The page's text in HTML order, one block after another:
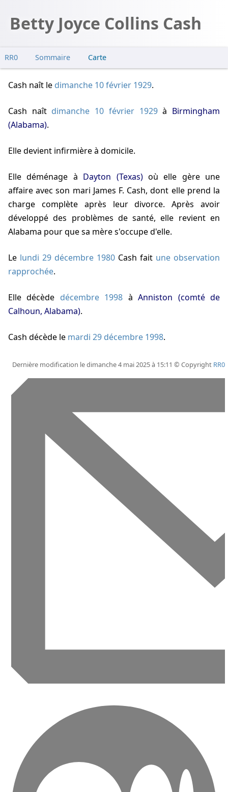
Betty Joyce Collins Cash
RR0 Sommaire Carte
Cash naît le dimanche 10 février 1929.
Cash naît dimanche 10 février 1929à Birmingham
(Alabama).
Elle devient infirmière à domicile.
Elle déménage à Dayton (Texas)où elle gère une
affaire avec son mari James F. Cash, dont elle prend la
charge complète après leur divorce. Après avoir
développé des problèmes de santé, elle revient en
Alabama pour que sa mère s'occupe d'elle.
Le lundi 29 décembre 1980 Cash fait une observation
rapprochée.
Elle décède décembre 1998 àAnniston (comté de
Calhoun, Alabama).
Cash décède le mardi 29 décembre 1998.
Dernière modification le dimanche 4 mai 2025 à 15:11 © Copyright RR0